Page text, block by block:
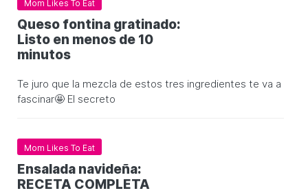
Mom Likes To Eat
Queso fontina gratinado:
Listo en menos de 10
minutos
Te juro que la mezcla de estos tres ingredientes te va a
fascinar🤩 El secreto
Mom Likes To Eat
Ensalada navideña:
RECETA COMPLETA